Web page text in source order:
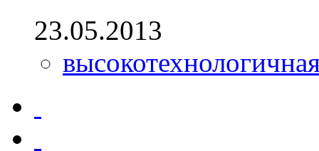
23.05.2013